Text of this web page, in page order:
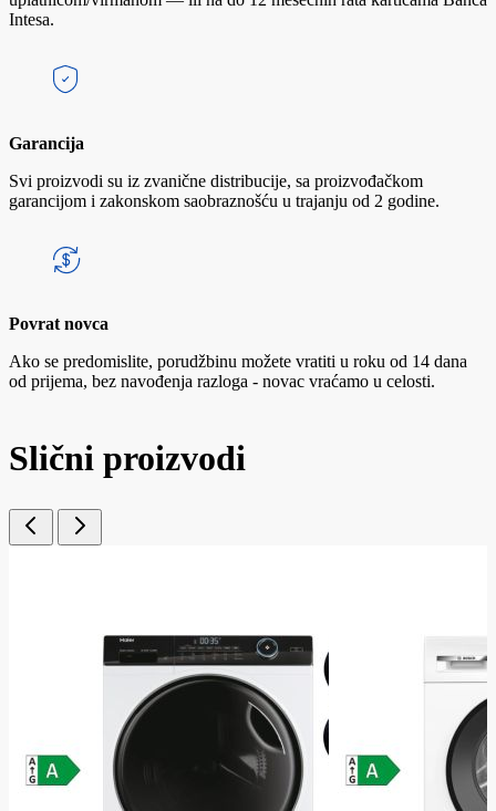
Intesa.
Garancija
Svi proizvodi su iz zvanične distribucije, sa proizvođačkom
garancijom i zakonskom saobraznošću u trajanju od 2 godine.
Povrat novca
Ako se predomislite, porudžbinu možete vratiti u roku od 14 dana
od prijema, bez navođenja razloga - novac vraćamo u celosti.
Slični proizvodi